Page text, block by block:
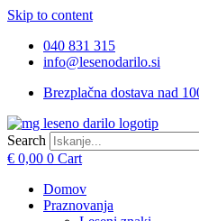
Skip to content
040 831 315
info@lesenodarilo.si
Brezplačna dostava nad
Search
€ 0,00 0 Cart
Domov
Praznovanja